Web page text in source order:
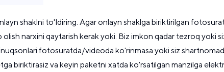
shaklni to'ldiring. Agar onlayn shaklga biriktirilgan
narxini qaytarish kerak yoki. Biz imkon qadar tezroq yoki
fotosuratda/videoda ko'rinmasa yoki siz
biriktirasiz va keyin paketni xatda ko'rsatilgan manzilga